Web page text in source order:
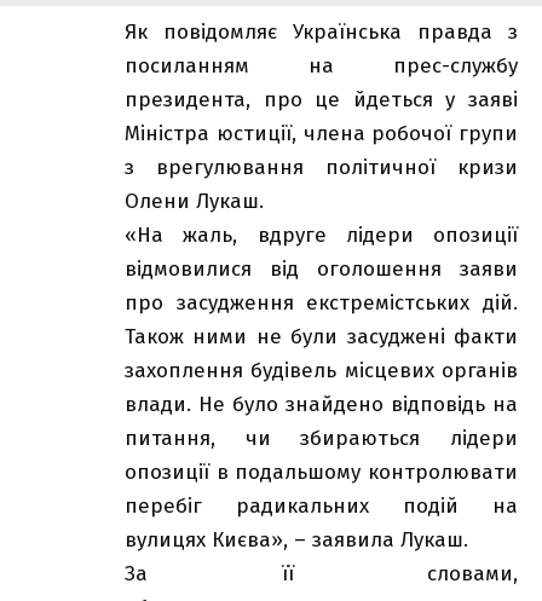
Як повідомляє Українська правда з
посиланням на прес-службу
президента, про це йдеться у заяві
Міністра юстиції, члена робочої групи
з врегулювання політичної кризи
Олени Лукаш.
«На жаль, вдруге лідери опозиції
відмовилися від оголошення заяви
про засудження екстремістських дій.
Також ними не були засуджені факти
захоплення будівель місцевих органів
влади. Не було знайдено відповідь на
питання, чи збираються лідери
опозиції в подальшому контролювати
перебіг радикальних подій на
вулицях Києва», – заявила Лукаш.
За її словами,